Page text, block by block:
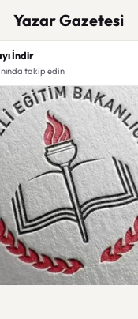
Yazar Gazetesi
İndir
takip edin